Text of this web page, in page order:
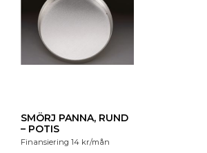
SMÖRJ PANNA, RUND
– POTIS
Finansiering 14 kr/mån